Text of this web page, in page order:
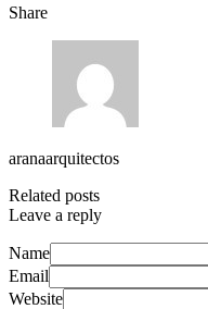
Share
aranaarquitectos
Related posts
Leave a reply
Name
Email
Website